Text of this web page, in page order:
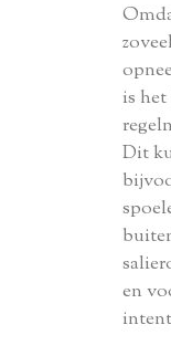
is
Dit
en